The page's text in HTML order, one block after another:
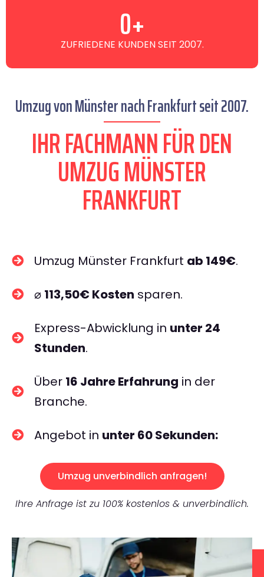
ZUFRIEDENE KUNDEN SEIT 2007.
0+
Umzug von Münster nach Frankfurt seit 2007.
IHR FACHMANN FÜR DEN
UMZUG MÜNSTER
FRANKFURT
Umzug Münster Frankfurt ab 149€.
⌀ 113,50€ Kosten sparen.
Express-Abwicklung in unter 24
Stunden.
Über 16 Jahre Erfahrung in der
Branche.
Angebot in unter 60 Sekunden:
Umzug unverbindlich anfragen!
Ihre Anfrage ist zu 100% kostenlos & unverbindlich.